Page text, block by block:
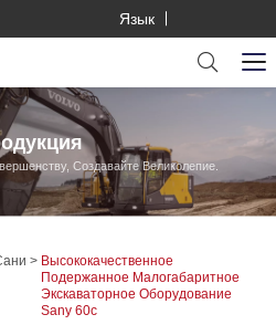
Язык
Создавайте Великолепие.
Высококачественное
Подержанное Малогабаритное
Экскаваторное Оборудование
Sany 60c